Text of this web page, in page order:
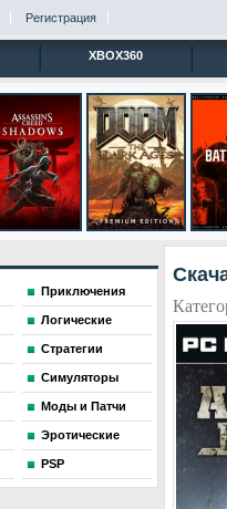
Регистрация
XBOX360
Приключения
Логические
Стратегии
Симуляторы
Моды и Патчи
Эротические
PSP